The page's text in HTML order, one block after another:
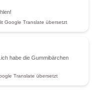
Google Translate übersetzt
habe die Gummibärchen
Translate übersetzt